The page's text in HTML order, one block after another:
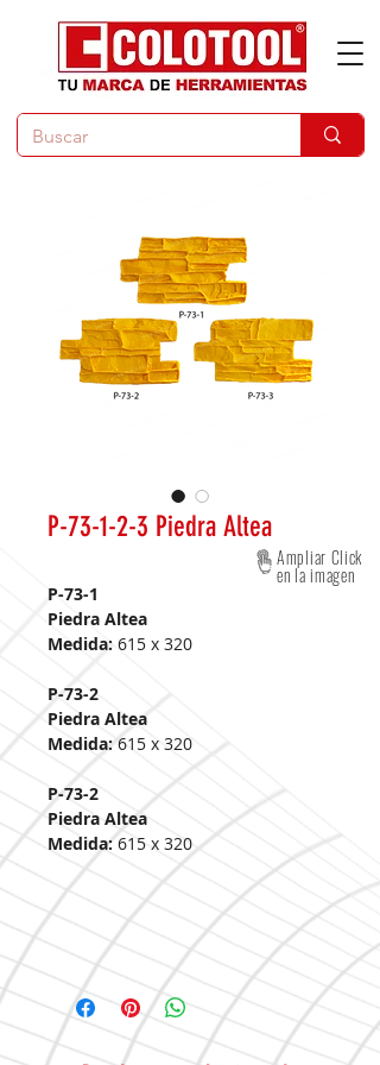
P-73-1-2-3 Piedra Altea
P-73-1
Piedra Altea
Medida: 615 x 320
P-73-2
Piedra Altea
Medida: 615 x 320
P-73-2
Piedra Altea
Medida:615 x 320
Ampliar Click
en la imagen